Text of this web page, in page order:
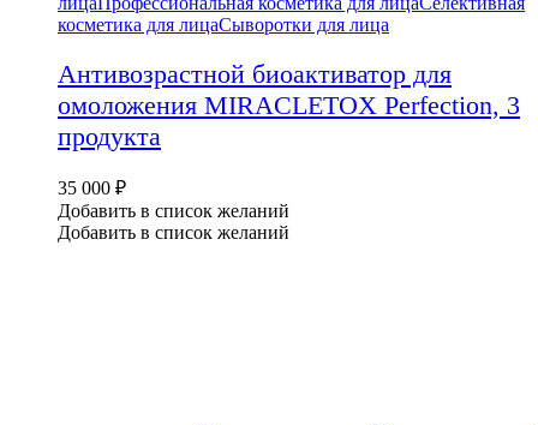
косметика для лицаСыворотки для лица
Антивозрастной биоактиватор для
омоложения MIRACLETOX Perfection, 3
продукта
35 000 ₽
Добавить в список желаний
Добавить в список желаний